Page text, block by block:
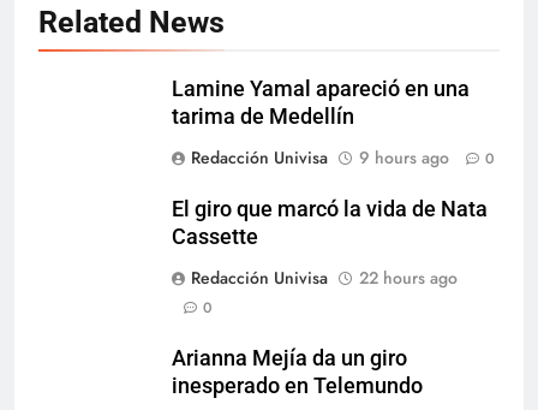
Related News
Lamine Yamal apareció en una
tarima de Medellín
Redacción Univisa
9 hours ago 0
El giro que marcó la vida de Nata
Cassette
Redacción Univisa
22 hours ago
0
Arianna Mejía da un giro
inesperado en Telemundo